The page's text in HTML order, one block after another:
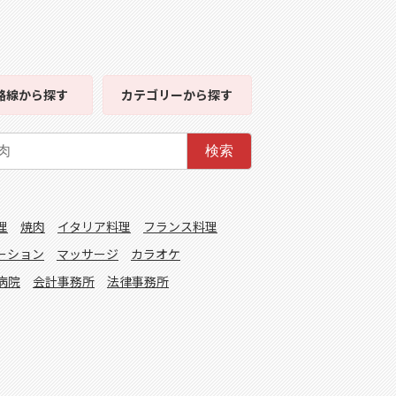
線から探す カテゴリーから探す
検索
焼肉 イタリア料理
フランス料理
ション マッサージ
カラオケ
院 会計事務所 法律事務所